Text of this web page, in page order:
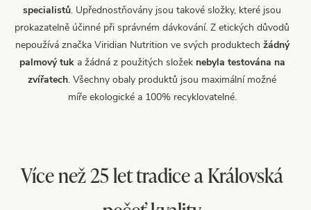
specialistů. Upřednostňovány jsou takové složky, které jsou
prokazatelně účinné při správném dávkování. Z etických důvodů
nepoužívá značka Viridian Nutrition ve svých produktech žádný
palmový tuka žádná z použitých složek nebyla testována na
zvířatech. Všechny obaly produktů jsou maximální možné
míře ekologické a 100% recyklovatelné.
Více než 25 let tradice a Královská